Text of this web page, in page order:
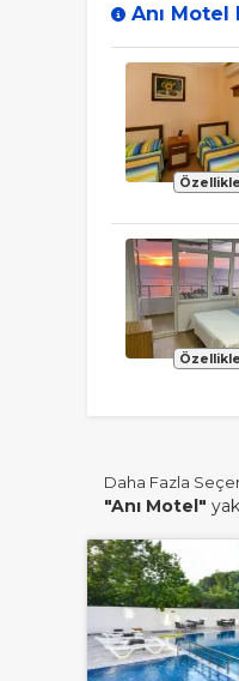
Anı Motel
Daha Fazla
"Anı Motel"